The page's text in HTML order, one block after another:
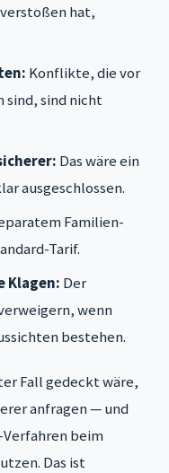
hat,
Konflikte, die vor
sind, sind nicht
Das wäre ein
ausgeschlossen.
Familien-
Tarif.
Klagen: Der
wenn
bestehen.
Fall gedeckt wäre,
anfragen — und
Verfahren beim
Das ist